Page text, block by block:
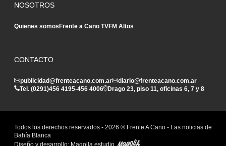
NOSOTROS
Quienes somosFrente a Cano TVFM Altos
CONTACTO
publicidad@frenteacano.com.ar
diario@frenteacano.com.ar
Tel. (0291)456 4195-456 4006 Drago 23, piso 11, oficinas 6, 7 y 8
Todos los derechos reservados - 2026 ® Frente A Cano - Las noticias de
Bahía Blanca
Diseño y desarrollo: Magolla estudio